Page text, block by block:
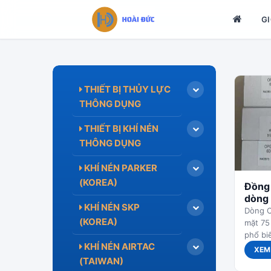
THIẾT BỊ THỦY LỰC
THÔNG DỤNG
THIẾT BỊ KHÍ NÉN
THÔNG DỤNG
KHÍ NÉN PARKER
(KOREA)
KHÍ NÉN SKP
(KOREA)
KHÍ NÉN AIRTAC
(TAIWAN)
Đồng
dòng
Dòng
mặt
phổ